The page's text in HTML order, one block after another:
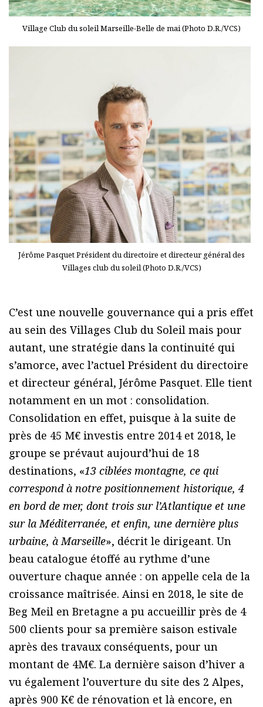
Village Club du soleil Marseille-Belle de mai (Photo D.R./VCS)
Jérôme Pasquet Président du directoire et directeur général des
Villages club du soleil (Photo D.R./VCS)
C’est une nouvelle gouvernance qui a pris effet
au sein des Villages Club du Soleil mais pour
autant, une stratégie dans la continuité qui
s’amorce, avec l’actuel Président du directoire
et directeur général, Jérôme Pasquet. Elle tient
notamment en un mot : consolidation.
Consolidation en effet, puisque à la suite de
près de 45 M€ investis entre 2014 et 2018, le
groupe se prévaut aujourd’hui de 18
destinations, «13 ciblées montagne, ce qui
correspond à notre positionnement historique, 4
en bord de mer, dont trois sur l’Atlantique et une
sur la Méditerranée, et enfin, une dernière plus
urbaine, à Marseille», décrit le dirigeant. Un
beau catalogue étoffé au rythme d’une
ouverture chaque année : on appelle cela de la
croissance maîtrisée. Ainsi en 2018, le site de
Beg Meil en Bretagne a pu accueillir près de 4
500 clients pour sa première saison estivale
après des travaux conséquents, pour un
montant de 4M€. La dernière saison d’hiver a
vu également l’ouverture du site des 2 Alpes,
après 900 K€ de rénovation et là encore, en